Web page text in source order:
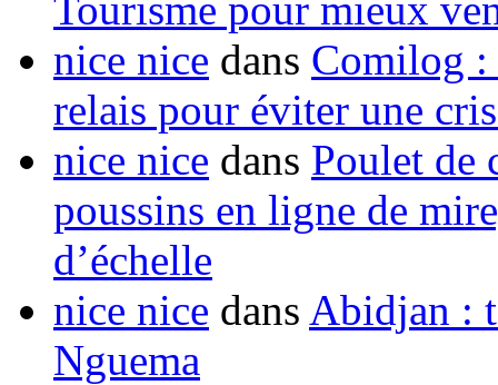
nice nice dans Comilog :
relais pour éviter une
nice nice dans Poulet de
poussins en ligne de
d’échelle
nice nice dans Abidjan :
Nguema